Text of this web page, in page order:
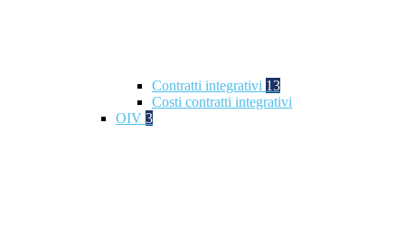
Contratti integrativi 13
Costi contratti integrativi
OIV 3